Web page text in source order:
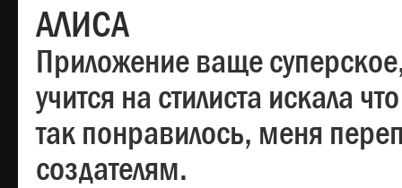
АЛИСА
Приложение ваще
учится на стилиста искала
так понравилось, меня
создателям.